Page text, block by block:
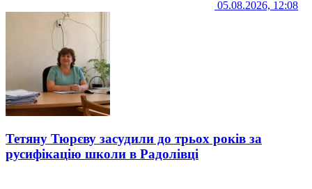
05.08.2026, 12:08
Тетяну Тюрєву засудили до трьох років за
русифікацію школи в Радолівці